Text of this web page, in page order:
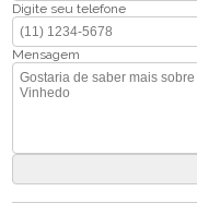
Digite seu telefone
Mensagem